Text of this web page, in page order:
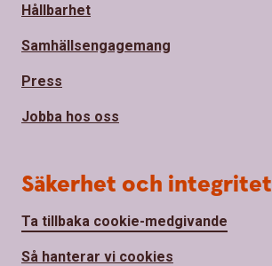
Hållbarhet
Samhällsengagemang
Press
Jobba hos oss
Säkerhet och integritet
Ta tillbaka cookie-medgivande
Så hanterar vi cookies